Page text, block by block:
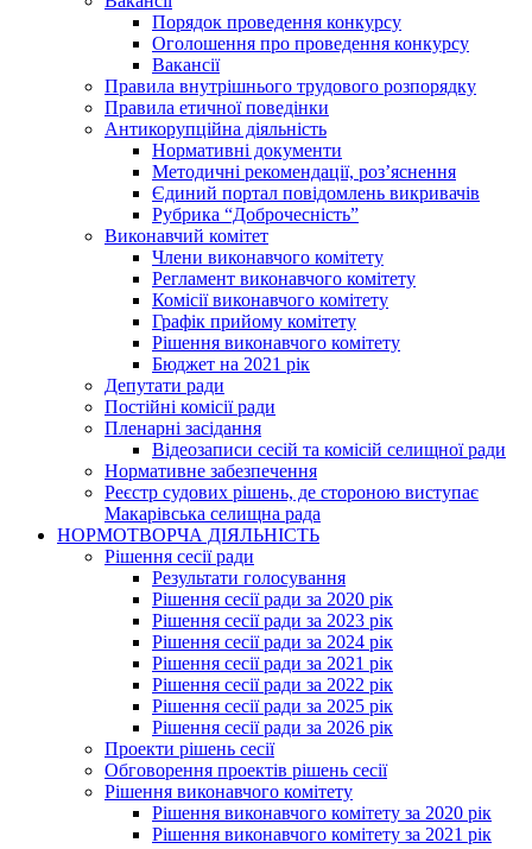
Порядок проведення конкурсу
Оголошення про проведення конкурсу
Вакансії
Правила внутрішнього трудового розпорядку
Правила етичної поведінки
Антикорупційна діяльність
Нормативні документи
Методичні рекомендації, роз’яснення
Єдиний портал повідомлень викривачів
Рубрика “Доброчесність”
Виконавчий комітет
Члени виконавчого комітету
Регламент виконавчого комітету
Комісії виконавчого комітету
Графік прийому комітету
Рішення виконавчого комітету
Бюджет на 2021 рік
Депутати ради
Постійні комісії ради
Пленарні засідання
Відеозаписи сесій та комісій селищної ради
Нормативне забезпечення
Реєстр судових рішень, де стороною виступає
Макарівська селищна рада
НОРМОТВОРЧА ДІЯЛЬНІСТЬ
Рішення сесії ради
Результати голосування
Рішення сесії ради за 2020 рік
Рішення сесії ради за 2023 рік
Рішення сесії ради за 2024 рік
Рішення сесії ради за 2021 рік
Рішення сесії ради за 2022 рік
Рішення сесії ради за 2025 рік
Рішення сесії ради за 2026 рік
Проекти рішень сесії
Обговорення проектів рішень сесії
Рішення виконавчого комітету
Рішення виконавчого комітету за 2020 рік
Рішення виконавчого комітету за 2021 рік